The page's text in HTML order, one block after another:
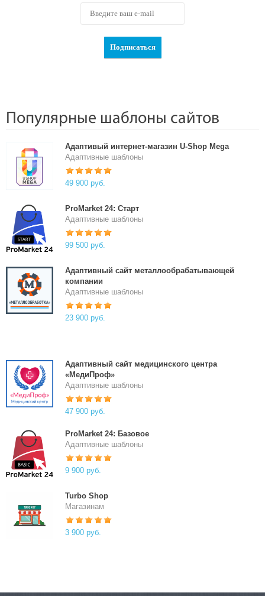
Популярные шаблоны сайтов
Адаптивый интернет-магазин U-Shop Mega
Адаптивные шаблоны
49 900 руб.
ProMarket 24: Старт
Адаптивные шаблоны
99 500 руб.
Адаптивный сайт металлообрабатывающей
компании
Адаптивные шаблоны
23 900 руб.
Адаптивный сайт медицинского центра
«МедиПроф»
Адаптивные шаблоны
47 900 руб.
ProMarket 24: Базовое
Адаптивные шаблоны
9 900 руб.
Turbo Shop
Магазинам
3 900 руб.